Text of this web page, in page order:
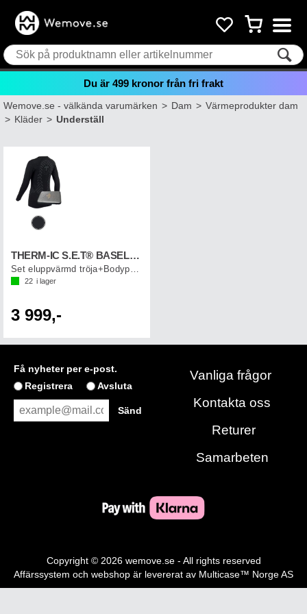
Du är 499 kronor från fri frakt
Wemove.se - välkända varumärken>Dam>Värmeprodukter dam
>Kläder>Underställ
THERM-IC S.E.T® BASELAYR W+BP
Set eluppvärmd tröja+Bodypack dam
22 i lager
3 999,-
Få nyheter per e-post.
Registrera
Avsluta
Vanliga frågor
Kontakta oss
Returer
Samarbeten
Copyright © 2026 wemove.se - All rights reserved
Affärssystem och webshop är levererat av Multicase™ Norge AS